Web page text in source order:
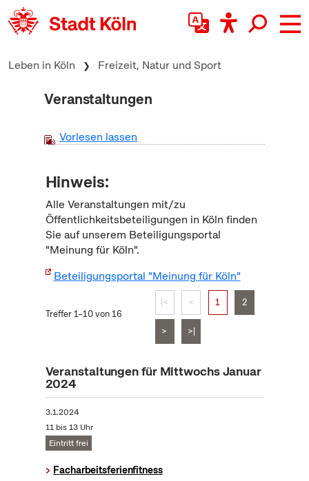
zum Inhalt springen
Leben in Köln Freizeit, Natur und Sport
Veranstaltungen
Vorlesen lassen
Hinweis:
Alle Veranstaltungen mit/zu
Öffentlichkeitsbeteiligungen in Köln finden
Sie auf unserem Beteiligungsportal
"Meinung für Köln".
Beteiligungsportal "Meinung für Köln"
Treffer 1–10 von 16
|< < 1 2
> >|
Veranstaltungen für Mittwochs Januar
2024
3.1.2024
11 bis 13 Uhr
Eintritt frei
Facharbeitsferienfitness